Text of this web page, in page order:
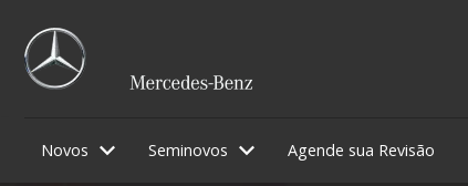
Novos Seminovos Agende sua Revisão